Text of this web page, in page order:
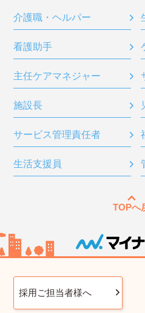
介護職・ヘルパー
看護助手
主任ケアマネジャー
施設長
サービス管理責任者
生活支援員
TOPへ
採用ご担当者様へ